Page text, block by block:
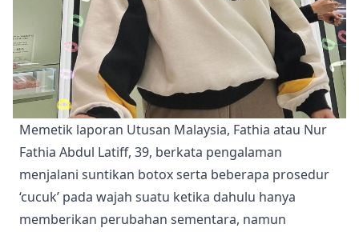
Memetik laporan Utusan Malaysia, Fathia atau Nur
Fathia Abdul Latiff, 39, berkata pengalaman
menjalani suntikan botox serta beberapa prosedur
‘cucuk’ pada wajah suatu ketika dahulu hanya
memberikan perubahan sementara, namun